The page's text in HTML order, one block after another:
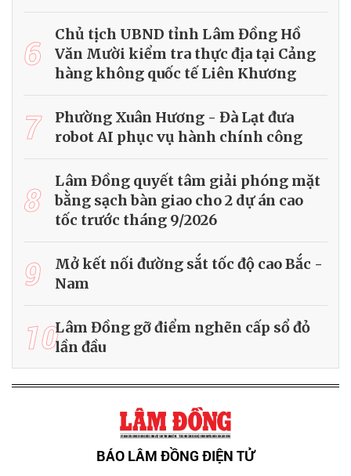
6
Chủ tịch UBND tỉnh Lâm Đồng Hồ
Văn Mười kiểm tra thực địa tại Cảng
hàng không quốc tế Liên Khương
7
Phường Xuân Hương - Đà Lạt đưa
robot AI phục vụ hành chính công
8
Lâm Đồng quyết tâm giải phóng mặt
bằng sạch bàn giao cho 2 dự án cao
tốc trước tháng 9/2026
9
Mở kết nối đường sắt tốc độ cao Bắc -
Nam
10Lâm Đồng gỡ điểm nghẽn cấp sổ đỏ
lần đầu
BÁO LÂM ĐỒNG ĐIỆN TỬ